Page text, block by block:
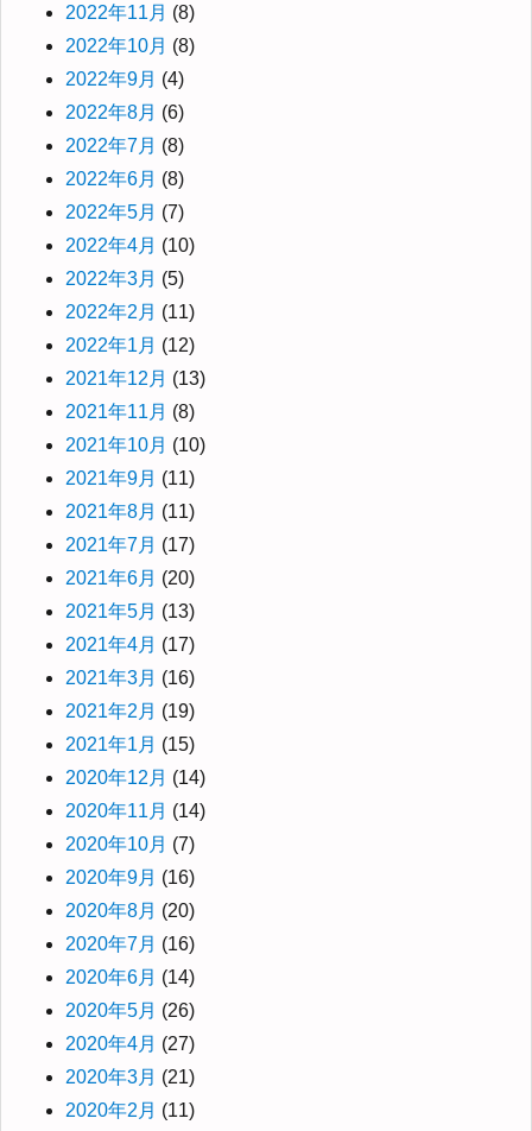
2022年11月 (8)
2022年10月 (8)
2022年9月 (4)
2022年8月 (6)
2022年7月 (8)
2022年6月 (8)
2022年5月 (7)
2022年4月 (10)
2022年3月 (5)
2022年2月 (11)
2022年1月 (12)
2021年12月 (13)
2021年11月 (8)
2021年10月 (10)
2021年9月 (11)
2021年8月 (11)
2021年7月 (17)
2021年6月 (20)
2021年5月 (13)
2021年4月 (17)
2021年3月 (16)
2021年2月 (19)
2021年1月 (15)
2020年12月 (14)
2020年11月 (14)
2020年10月 (7)
2020年9月 (16)
2020年8月 (20)
2020年7月 (16)
2020年6月 (14)
2020年5月 (26)
2020年4月 (27)
2020年3月 (21)
2020年2月 (11)